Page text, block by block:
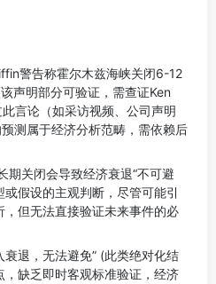
警告称霍尔木兹海峡关闭6-12
声明部分可验证，需查证Ken
言论（如采访视频、公司声明
测属于经济分析范畴，需依赖后
期关闭会导致经济衰退“不可避
或假设的主观判断，尽管可能引
，但无法直接验证未来事件的必
衰退，无法避免” (此类绝对化结
，缺乏即时客观标准验证，经济